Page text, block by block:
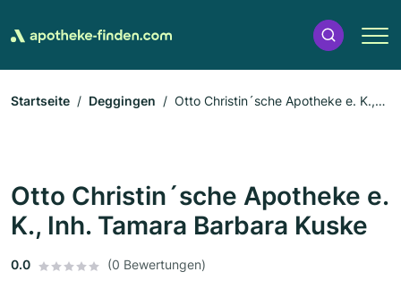
Startseite Deggingen
Otto Christin´sche Apotheke e. K.,
Otto Christin´sche Apotheke e.
K., Inh. Tamara Barbara Kuske
0.0 (0 Bewertungen)